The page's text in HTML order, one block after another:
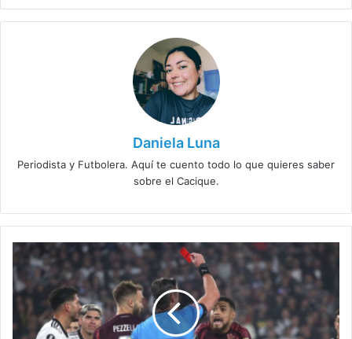
Daniela Luna
Periodista y Futbolera. Aquí te cuento todo lo que quieres saber
sobre el Cacique.
¡Linda
la
lesera!
Ahora
chileno